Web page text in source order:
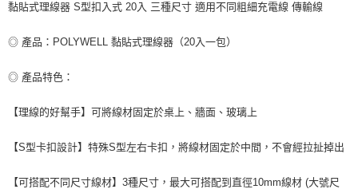
每筆NT$80，滿NT$599(含以上)免運費
宅配
黏貼式理線器 S型扣入式 20入 三種尺寸 適用不同粗細充電線 傳輸線
◎ 產品：POLYWELL 黏貼式理線器（20入一包）
◎ 產品特色：
【理線的好幫手】可將線材固定於桌上、牆面、玻璃上
【S型卡扣設計】特殊S型左右卡扣，將線材固定於中間，不會經拉扯掉出
【可搭配不同尺寸線材】3種尺寸，最大可搭配到直徑10mm線材 (大號尺